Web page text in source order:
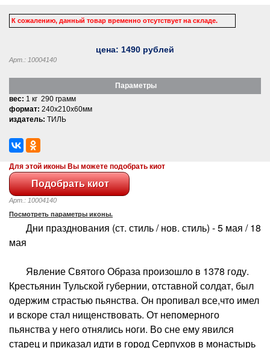
К сожалению, данный товар временно отсутствует на складе.
цена: 1490 рублей
Арт.: 10004140
Параметры
вес: 1 кг 290 грамм
формат: 240x210x60мм
издатель: ТИЛЬ
Для этой иконы Вы можете подобрать киот
Арт.: 10004140
Посмотреть параметры иконы.
Дни празднования (ст. стиль / нов. стиль) - 5 мая / 18
мая
Явление Святого Образа произошло в 1378 году.
Крестьянин Тульской губернии, отставной солдат, был
одержим страстью пьянства. Он пропивал все,что имел
и вскоре стал нищенствовать. От непомерного
пьянства у него отнялись ноги. Во сне ему явился
старец и приказал идти в город Серпухов в монастырь